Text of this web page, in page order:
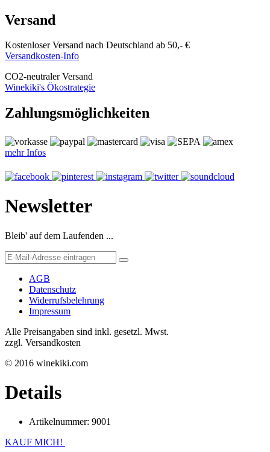
Versand
Kostenloser Versand nach Deutschland ab 50,- €
Versandkosten-Info
CO2-neutraler Versand
Winekiki's Ökostrategie
Zahlungsmöglichkeiten
mehr Infos
Newsletter
Bleib' auf dem Laufenden ...
AGB
Datenschutz
Widerrufsbelehrung
Impressum
Alle Preisangaben sind inkl. gesetzl. Mwst.
zzgl. Versandkosten
© 2016 winekiki.com
Details
Artikelnummer: 9001
KAUF MICH!